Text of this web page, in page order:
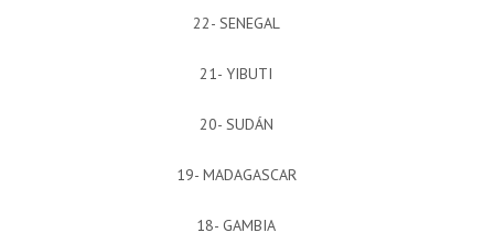
22- SENEGAL
21- YIBUTI
20- SUDÁN
19- MADAGASCAR
18- GAMBIA